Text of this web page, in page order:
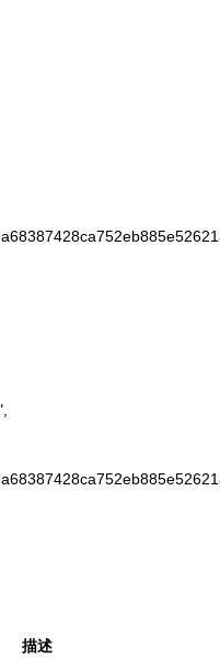
描述